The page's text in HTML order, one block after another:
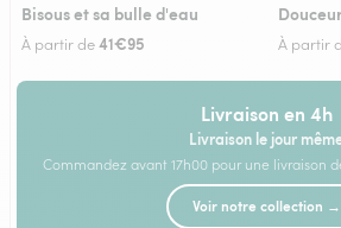
Bisous et sa bulle d'eau
À partir de41€95 À partir
Livraison en 4h
Livraison le jour
Commandez avant 17h00 pour une livraison
Voir notre collection →